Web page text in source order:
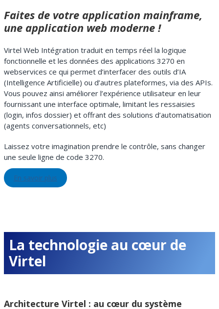
Faites de votre application mainframe,
une application web moderne !
Virtel Web Intégration traduit en temps réel la logique
fonctionnelle et les données des applications 3270 en
webservices ce qui permet d’interfacer des outils d’IA
(Intelligence Artificielle) ou d’autres plateformes, via des APIs.
Vous pouvez ainsi améliorer l’expérience utilisateur en leur
fournissant une interface optimale, limitant les ressaisies
(login, infos dossier) et offrant des solutions d’automatisation
(agents conversationnels, etc)
Laissez votre imagination prendre le contrôle, sans changer
une seule ligne de code 3270.
En savoir plus
La technologie au cœur de
Virtel
Architecture Virtel : au cœur du système